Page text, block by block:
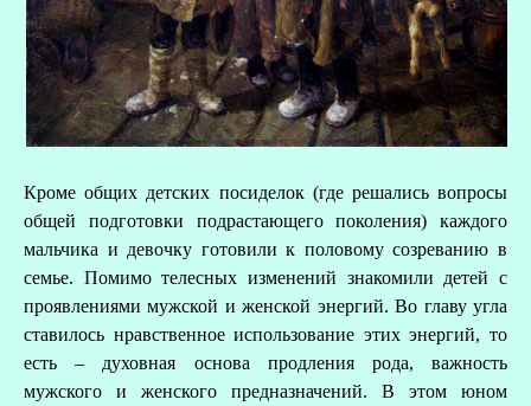
Кроме общих детских посиделок (где решались вопросы
общей подготовки подрастающего поколения) каждого
мальчика и девочку готовили к половому созреванию в
семье. Помимо телесных изменений знакомили детей с
проявлениями мужской и женской энергий. Во главу угла
ставилось нравственное использование этих энергий, то
есть – духовная основа продления рода, важность
мужского и женского предназначений. В этом юном